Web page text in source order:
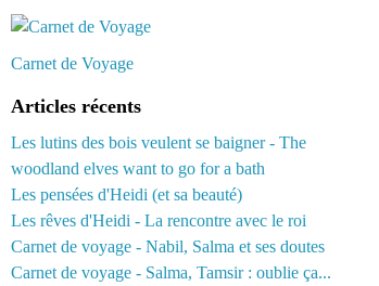
Carnet de Voyage
Articles récents
Les lutins des bois veulent se baigner - The
woodland elves want to go for a bath
Les pensées d'Heidi (et sa beauté)
Les rêves d'Heidi - La rencontre avec le roi
Carnet de voyage - Nabil, Salma et ses doutes
Carnet de voyage - Salma, Tamsir : oublie ça...